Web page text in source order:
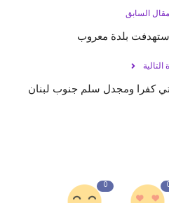
السابق
استهدفت بلدة معروب
التالية
كفرا ومجدل سلم جنوب لبنان
0